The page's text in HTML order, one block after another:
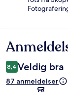
8,4 Veldig bra
87 anmeldelser